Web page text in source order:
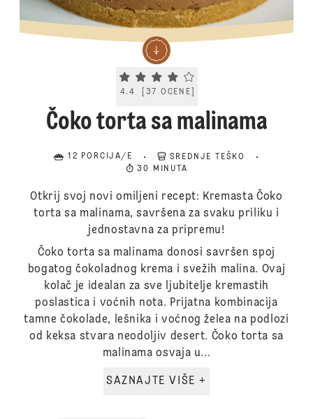
Current rating 4.4. Click to rate.
4.4 37 OCENE
Čoko torta sa malinama
12 PORCIJA/E
SREDNJE TEŠKO
30 MINUTA
Otkrij svoj novi omiljeni recept: Kremasta Čoko
torta sa malinama, savršena za svaku priliku i
jednostavna za pripremu!
Čoko torta sa malinama donosi savršen spoj
bogatog čokoladnog krema i svežih malina. Ovaj
kolač je idealan za sve ljubitelje kremastih
poslastica i voćnih nota. Prijatna kombinacija
tamne čokolade, lešnika i voćnog želea na podlozi
od keksa stvara neodoljiv desert. Čoko torta sa
malinama osvaja u...
SAZNAJTE VIŠE +